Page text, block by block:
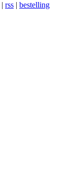
| rss | bestelling